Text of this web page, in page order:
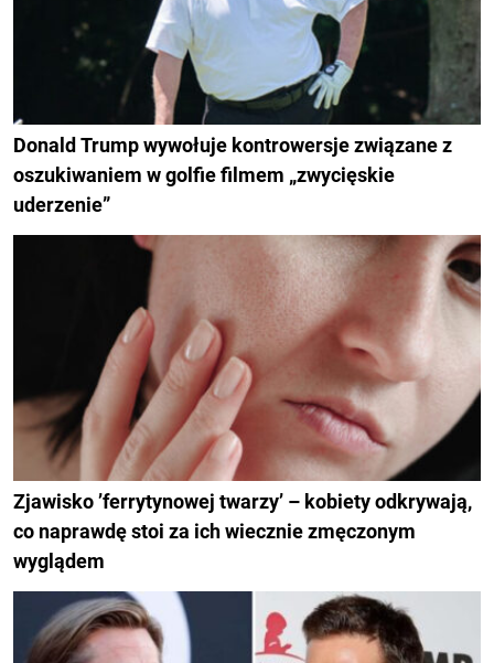
Donald Trump wywołuje kontrowersje związane z
oszukiwaniem w golfie filmem „zwycięskie
uderzenie”
Zjawisko ’ferrytynowej twarzy’ – kobiety odkrywają,
co naprawdę stoi za ich wiecznie zmęczonym
wyglądem